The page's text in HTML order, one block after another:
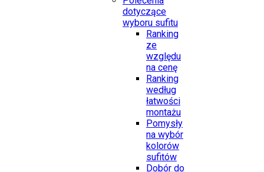
dotyczące
wyboru sufitu
Ranking
ze
względu
na cenę
Ranking
według
łatwości
montażu
Pomysły
na wybór
kolorów
sufitów
Dobór do